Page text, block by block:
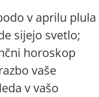
v aprilu plula
sijejo svetlo;
horoskop
vaše
v vašo